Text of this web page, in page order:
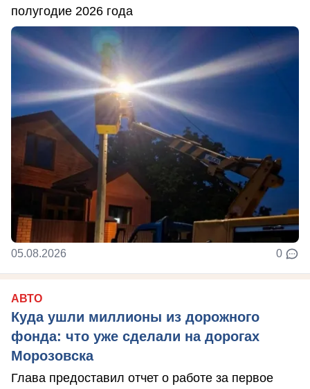
полугодие 2026 года
05.08.2026 0
АВТО
Куда ушли миллионы из дорожного
фонда: что уже сделали на дорогах
Морозовска
Глава предоставил отчет о работе за первое